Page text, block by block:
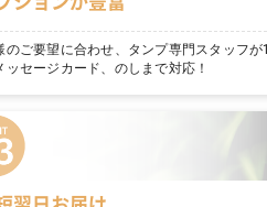
のご要望に合わせ、タンプ専門スタッフ
ッセージカード、のしまで対応！